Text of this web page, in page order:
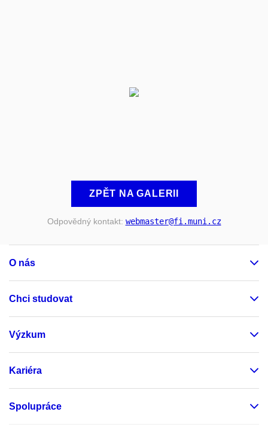
ZPĚT NA GALERII
Odpovědný kontakt: webmaster@fi .muni .cz
O nás
Chci studovat
Výzkum
Kariéra
Spolupráce